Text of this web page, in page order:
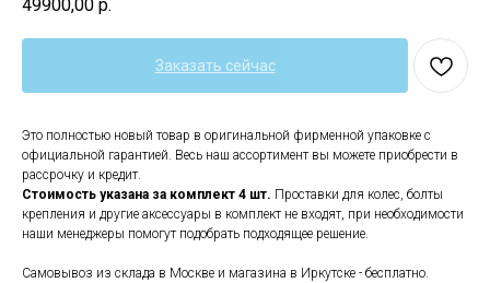
49900,00 р.
Заказать сейчас
Это полностью новый товар в оригинальной фирменной упаковке с
официальной гарантией. Весь наш ассортимент вы можете приобрести в
рассрочку и кредит.
Стоимость указана за комплект 4 шт. Проставки для колес, болты
крепления и другие аксессуары в комплект не входят, при необходимости
наши менеджеры помогут подобрать подходящее решение.
Самовывоз из склада в Москве и магазина в Иркутске - бесплатно.